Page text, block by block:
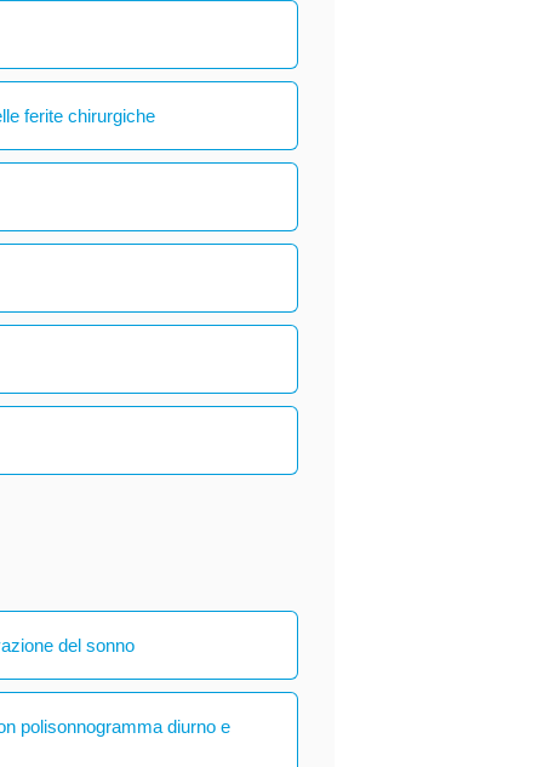
ferite chirurgiche
del sonno
polisonnogramma diurno e